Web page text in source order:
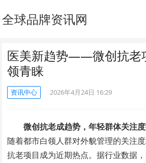
全球品牌资讯网
医美新趋势——微创抗老
领青睐
资讯中心 2026年4月24日 16:29
微创抗老成趋势，年轻群体关注
随着都市白领人群对外貌管理的关注
抗老项目成为近期热点。据行业数据，